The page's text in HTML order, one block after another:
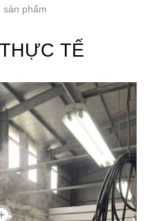
sản phẩm
TẾ